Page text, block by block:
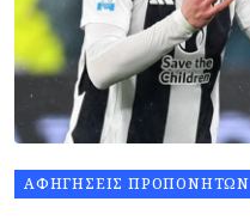
ΑΦΗΓΉΣΕΙΣ ΠΡΟΠΟΝΗΤΏΝ